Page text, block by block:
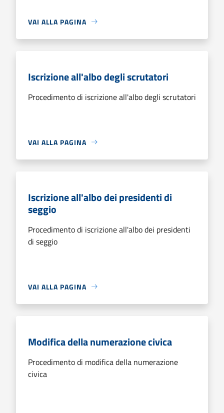
VAI ALLA PAGINA
Iscrizione all'albo degli scrutatori
Procedimento di iscrizione all'albo degli scrutatori
VAI ALLA PAGINA
Iscrizione all'albo dei presidenti di
seggio
Procedimento di iscrizione all'albo dei presidenti
di seggio
VAI ALLA PAGINA
Modifica della numerazione civica
Procedimento di modifica della numerazione
civica